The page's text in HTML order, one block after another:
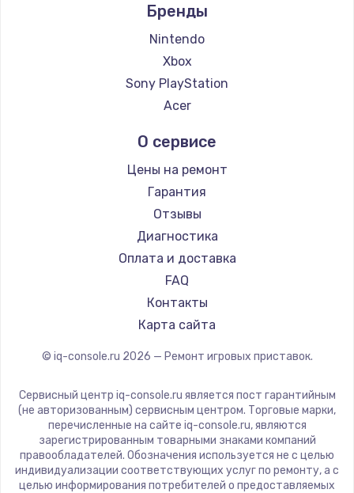
Бренды
Nintendo
Xbox
Sony PlayStation
Acer
О сервисе
Цены на ремонт
Гарантия
Отзывы
Диагностика
Оплата и доставка
FAQ
Контакты
Карта сайта
© iq-console.ru 2026 — Ремонт игровых приставок.
Сервисный центр iq-console.ru является пост гарантийным
(не авторизованным) сервисным центром. Торговые марки,
перечисленные на сайте iq-console.ru, являются
зарегистрированным товарными знаками компаний
правообладателей. Обозначения используется не с целью
индивидуализации соответствующих услуг по ремонту, а с
целью информирования потребителей о предоставляемых